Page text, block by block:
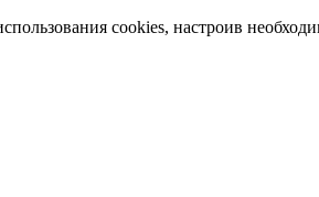
cookies, настроив